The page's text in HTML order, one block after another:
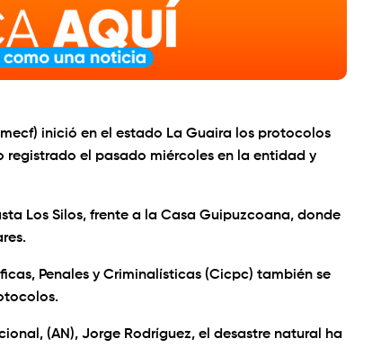
inició en el estado La Guaira los protocolos
el pasado miércoles en la entidad y
Los Silos, frente a la Casa Guipuzcoana, donde
Penales y Criminalísticas (Cicpc) también se
(AN), Jorge Rodríguez, el desastre natural ha